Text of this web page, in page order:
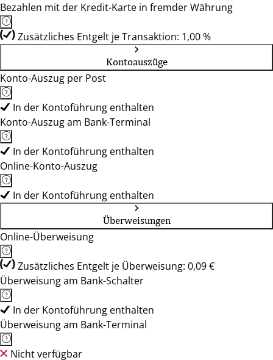
Bezahlen mit der Kredit-Karte in fremder Währung
Zusätzliches Entgelt je Transaktion: 1,00 %
Kontoauszüge
Konto-Auszug per Post
In der Kontoführung enthalten
Konto-Auszug am Bank-Terminal
In der Kontoführung enthalten
Online-Konto-Auszug
In der Kontoführung enthalten
Überweisungen
Online-Überweisung
Zusätzliches Entgelt je Überweisung: 0,09 €
Überweisung am Bank-Schalter
In der Kontoführung enthalten
Überweisung am Bank-Terminal
Nicht verfügbar